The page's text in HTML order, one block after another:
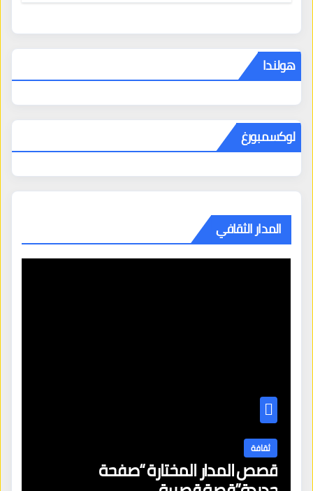
هولندا
لوكسمبورغ
المدار الثقافي
ثقافة
قصص المدار المختارة “صفحة